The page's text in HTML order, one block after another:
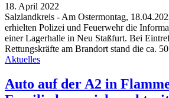
18. April 2022
Salzlandkreis - Am Ostermontag,
erhielten Polizei und Feuerwehr die
einer Lagerhalle in Neu Staßfurt. Bei
Rettungskräfte am Brandort stand die ca.
Aktuelles
Auto auf der A2 in